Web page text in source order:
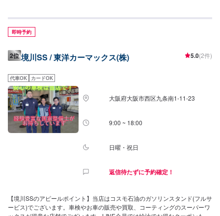
ります！【営業時間について】給油営業時間：24時間営業整備受付時間：
9:00～19:00(最終受付:18:00)【待合室の詳細】当店には✅トイレ✅椅子✅自動
販売機のご用意がございます！お気軽にご利用くださいませ！【資格保持
備もお任せください！分解整備認証を取得した設備もございますので、安心
自信がございます！【当店までのアクセス】四ツ橋筋沿い、中央大通り手前
左手にございます。コスモマークの看板が目印です。
即時予約
2位 境川SS / 東洋カーマックス(株) 5.0(2件)
代車OK カードOK
大阪府大阪市西区九条南1-11-23
9:00 ~ 18:00
日曜・祝日
返信待たずに予約確定！
【境川SSのアピールポイント】当店はコスモ石油のガソリンスタンド(フルサ
ービス)でございます。車検やお車の販売や買取、コーティングのスーパーワ